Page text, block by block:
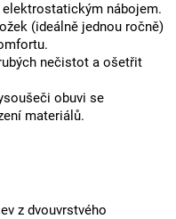
nábojem.
(ideálně jednou ročně)
nečistot a ošetřit
obuvi se
materiálů.
z dvouvrstvého